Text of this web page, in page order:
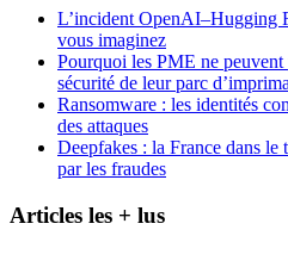
L’incident OpenAI–Hugging
vous imaginez
Pourquoi les PME ne
sécurité de leur parc
Ransomware : les identités
des attaques
Deepfakes : la France dans le
par les fraudes
Articles les + lus